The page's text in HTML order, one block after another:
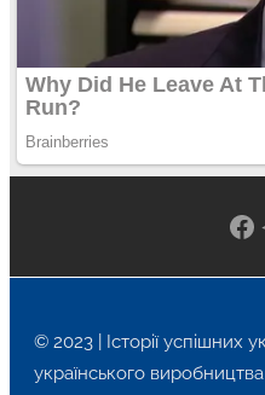
© 2023 | Історії успішних
українського